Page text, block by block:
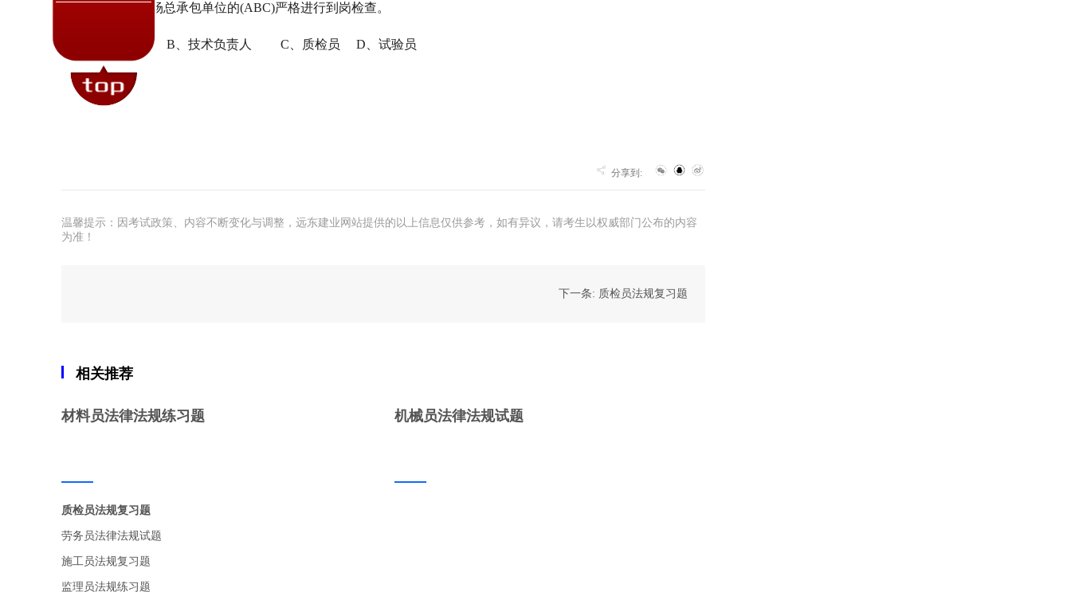
98、应对施工现场总承包单位的(ABC)严格进行到岗检查。
A、项目负责人 B、技术负责人 C、质检员 D、试验员
分享到:
温馨提示：因考试政策、内容不断变化与调整，远东建业网站提供的以上信息仅供参考，如有异议，请考生以权威部门公布的内容
为准！
下一条: 质检员法规复习题
相关推荐
材料员法律法规练习题
质检员法规复习题
劳务员法律法规试题
施工员法规复习题
监理员法规练习题
机械员法律法规试题